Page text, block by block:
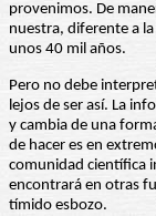
provenimos. De
nuestra, diferente a la
unos 40 mil años.
Pero no debe
lejos de ser así. La
y cambia de una
de hacer es en
comunidad científica
encontrará en otras
tímido esbozo.